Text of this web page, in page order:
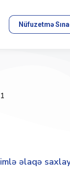
Nüfuzetmə
əlaqə